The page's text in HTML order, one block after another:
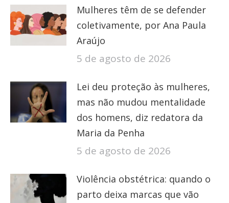
Mulheres têm de se defender
coletivamente, por Ana Paula
Araújo
5 de agosto de 2026
Lei deu proteção às mulheres,
mas não mudou mentalidade
dos homens, diz redatora da
Maria da Penha
5 de agosto de 2026
Violência obstétrica: quando o
parto deixa marcas que vão